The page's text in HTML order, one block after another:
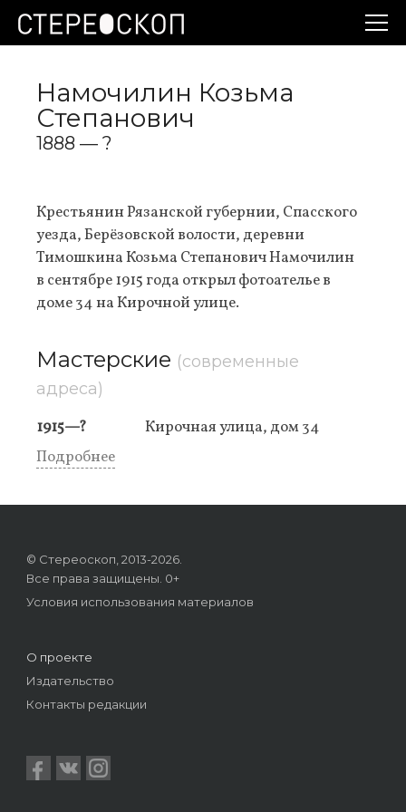
Намочилин Козьма
Степанович
1888 — ?
Крестьянин Рязанской губернии, Спасского
уезда, Берёзовской волости, деревни
Тимошкина Козьма Степанович Намочилин
в сентябре 1915 года открыл фотоателье в
доме 34 на Кирочной улице.
Мастерские (современные
адреса)
1915—?
Кирочная улица, дом 34
Подробнее
© Стереоскоп, 2013-2026.
Все права защищены. 0+
Условия использования материалов
О проекте
Издательство
Контакты редакции